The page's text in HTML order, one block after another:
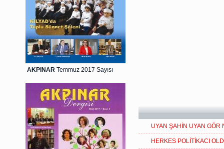
AKPINAR Temmuz 2017 Sayısı
UYAN ŞAHİN UYAN
HERKES POLİTİKACI